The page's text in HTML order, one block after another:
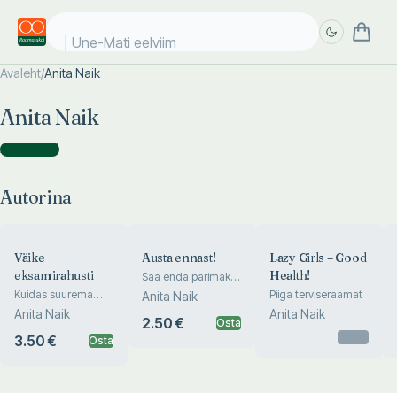
Une-Mati eelviima
Avaleht/Anita Naik
Anita Naik
Autorina )
Autorina
Väike
eksamirahusti
Kuidas suurema
pabinata läbi saada
Anita Naik
3.50 € Osta
Austa ennast!
Saa enda parimaks
sõbraks
Anita Naik
2.50 € Osta
Lazy Girls – Good
Health!
Piiga terviseraamat
Anita Naik